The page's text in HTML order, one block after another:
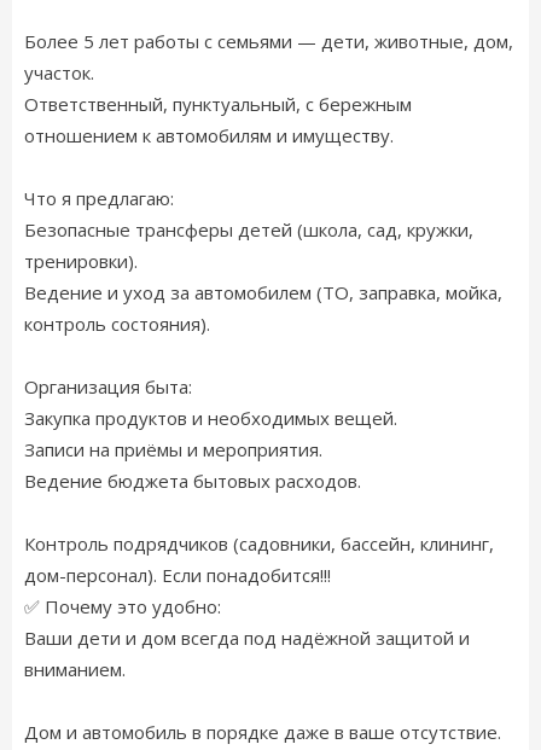
Более 5 лет работы с семьями — дети, животные, дом,
участок.
Ответственный, пунктуальный, с бережным
отношением к автомобилям и имуществу.
Что я предлагаю:
Безопасные трансферы детей (школа, сад, кружки,
тренировки).
Ведение и уход за автомобилем (ТО, заправка, мойка,
контроль состояния).
Организация быта:
Закупка продуктов и необходимых вещей.
Записи на приёмы и мероприятия.
Ведение бюджета бытовых расходов.
Контроль подрядчиков (садовники, бассейн, клининг,
дом-персонал). Если понадобится!!!
✅ Почему это удобно:
Ваши дети и дом всегда под надёжной защитой и
вниманием.
Дом и автомобиль в порядке даже в ваше отсутствие.